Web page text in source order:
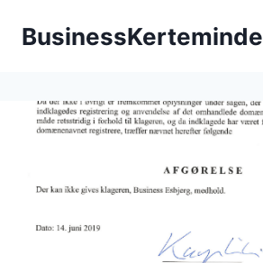
BusinessKerteminde